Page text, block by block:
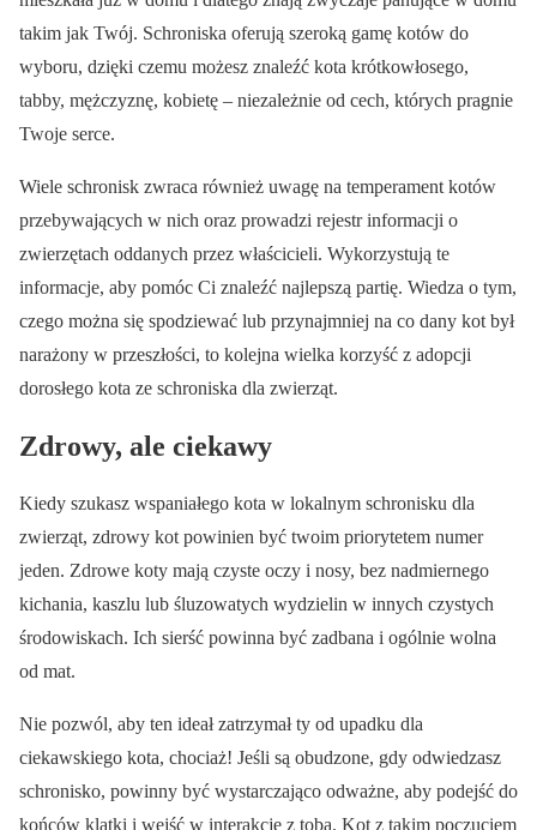
takim jak Twój. Schroniska oferują szeroką gamę kotów do
wyboru, dzięki czemu możesz znaleźć kota krótkowłosego,
tabby, mężczyznę, kobietę – niezależnie od cech, których pragnie
Twoje serce.
Wiele schronisk zwraca również uwagę na temperament kotów
przebywających w nich oraz prowadzi rejestr informacji o
zwierzętach oddanych przez właścicieli. Wykorzystują te
informacje, aby pomóc Ci znaleźć najlepszą partię. Wiedza o tym,
czego można się spodziewać lub przynajmniej na co dany kot był
narażony w przeszłości, to kolejna wielka korzyść z adopcji
dorosłego kota ze schroniska dla zwierząt.
Zdrowy, ale ciekawy
Kiedy szukasz wspaniałego kota w lokalnym schronisku dla
zwierząt, zdrowy kot powinien być twoim priorytetem numer
jeden. Zdrowe koty mają czyste oczy i nosy, bez nadmiernego
kichania, kaszlu lub śluzowatych wydzielin w innych czystych
środowiskach. Ich sierść powinna być zadbana i ogólnie wolna
od mat.
Nie pozwól, aby ten ideał zatrzymał ty od upadku dla
ciekawskiego kota, chociaż! Jeśli są obudzone, gdy odwiedzasz
schronisko, powinny być wystarczająco odważne, aby podejść do
końców klatki i wejść w interakcję z tobą. Kot z takim poczuciem